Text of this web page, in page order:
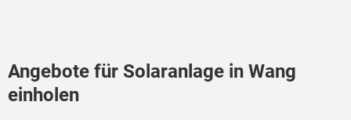
Angebote für Solaranlage in Wang
einholen